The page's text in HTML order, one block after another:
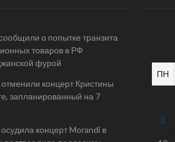
о попытке транзита
товаров в РФ
фурой
концерт Кристины
запланированный на 7
концерт Morandi в
ПН
3